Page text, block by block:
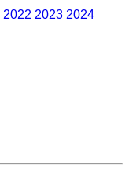
2022 2023 2024